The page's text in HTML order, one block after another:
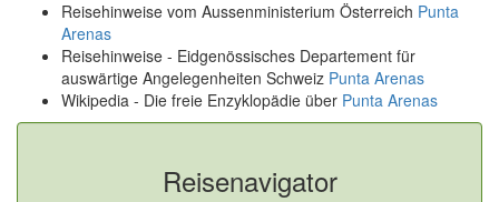
Reisehinweise vom Aussenministerium Österreich Punta
Arenas
Reisehinweise - Eidgenössisches Departement für
auswärtige Angelegenheiten Schweiz Punta Arenas
Wikipedia - Die freie Enzyklopädie über Punta Arenas
Reisenavigator